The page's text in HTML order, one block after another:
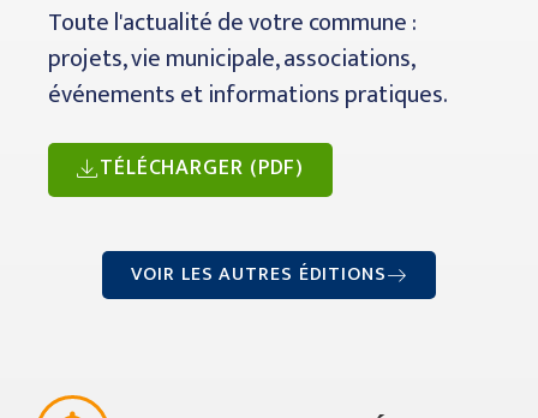
Toute l'actualité de votre commune :
projets, vie municipale, associations,
événements et informations pratiques.
TÉLÉCHARGER (PDF)
VOIR LES AUTRES ÉDITIONS